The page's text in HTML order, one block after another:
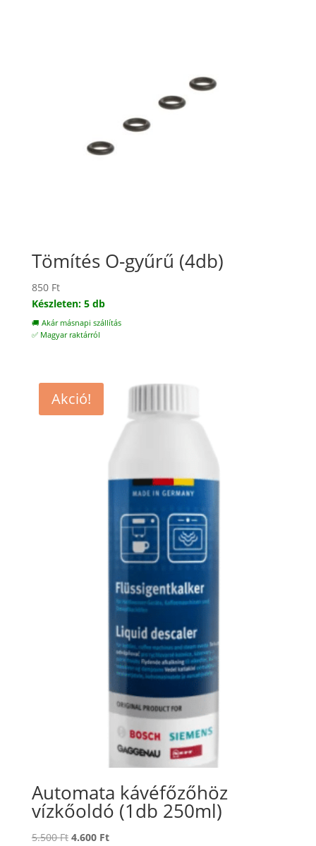
Tömítés O-gyűrű (4db)
850 Ft
Készleten: 5 db
🚚 Akár másnapi szállítás
✅ Magyar raktárról
Akció!
Automata kávéfőzőhöz
vízkőoldó (1db 250ml)
5.500Ft Original
4.600 FtCurrent